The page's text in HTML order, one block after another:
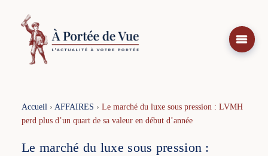
contenu
Accueil› AFFAIRES › Le marché du luxe sous pression : LVMH
perd plus d’un quart de sa valeur en début d’année
Le marché du luxe sous pression :